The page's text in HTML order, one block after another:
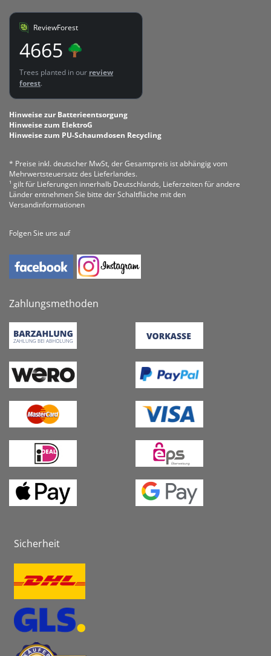
ReviewForest
4665
Trees planted in our review
forest.
Hinweise zur Batterieentsorgung
Hinweise zum ElektroG
Hinweise zum PU-Schaumdosen Recycling
* Preise inkl. deutscher MwSt, der Gesamtpreis ist abhängig vom
Mehrwertsteuersatz des Lieferlandes.
¹ gilt für Lieferungen innerhalb Deutschlands, Lieferzeiten für andere
Länder entnehmen Sie bitte der Schaltfläche mit den
Versandinformationen
Folgen Sie uns auf
Zahlungsmethoden
Sicherheit